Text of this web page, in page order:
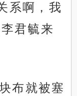
系啊，我
君毓来
布就被塞